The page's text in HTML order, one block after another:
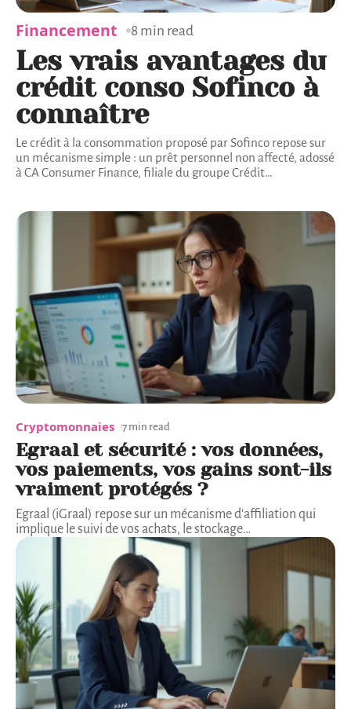
Financement 8 min read
Les vrais avantages du
crédit conso Sofinco à
connaître
Le crédit à la consommation proposé par Sofinco repose sur
un mécanisme simple : un prêt personnel non affecté, adossé
à CA Consumer Finance, filiale du groupe Crédit…
Cryptomonnaies 7 min read
Egraal et sécurité : vos données,
vos paiements, vos gains sont-ils
vraiment protégés ?
Egraal (iGraal) repose sur un mécanisme d'affiliation qui
implique le suivi de vos achats, le stockage…